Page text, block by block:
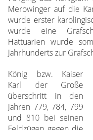
Merowinger auf die
wurde erster
wurde eine
Hattuarien wurde
Jahrhunderts zur
König bzw. Kaiser
Karl der Große
überschritt in den
Jahren 779, 784, 799
und 810 bei seinen
Feldzügen gegen die